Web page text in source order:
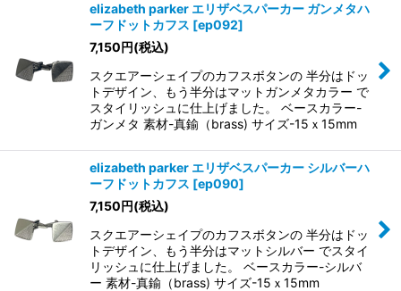
elizabeth parker エリザベスパーカー ガンメタハ
ーフドットカフス [ep092]
7,150円(税込)
スクエアーシェイプのカフスボタンの 半分はドッ
トデザイン、もう半分はマットガンメタカラー で
スタイリッシュに仕上げました。 ベースカラー-
ガンメタ 素材-真鍮（brass) サイズ-15ｘ15mm
elizabeth parker エリザベスパーカー シルバーハ
ーフドットカフス [ep090]
7,150円(税込)
スクエアーシェイプのカフスボタンの 半分はドッ
トデザイン、もう半分はマットシルバー でスタイ
リッシュに仕上げました。 ベースカラー-シルバ
ー 素材-真鍮（brass) サイズ-15ｘ15mm